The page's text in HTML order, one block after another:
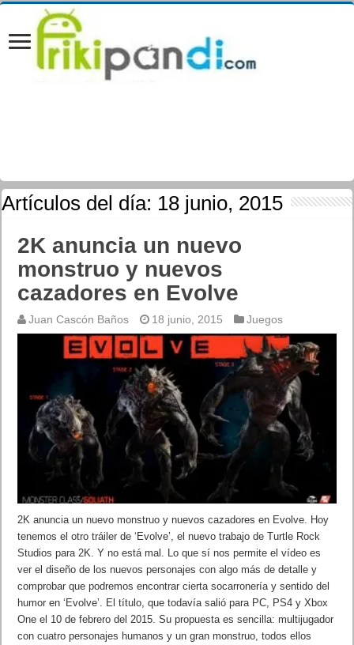
Artículos del día: 18 junio, 2015
2K anuncia un nuevo
monstruo y nuevos
cazadores en Evolve
Juan Cascón Baños 18 junio, 2015 Juegos
2K anuncia un nuevo monstruo y nuevos cazadores en Evolve. Hoy
tenemos el otro tráiler de ‘Evolve’, el nuevo trabajo de Turtle Rock
Studios para 2K. Y no está mal. Lo que sí nos permite el vídeo es
ver el diseño de los nuevos personajes con algo más de detalle y
comprobar que podremos encontrar cierta socarronería y sentido del
humor en ‘Evolve’. El título, que todavía salió para PC, PS4 y Xbox
One el 10 de febrero del 2015. Su propuesta es sencilla: multijugador
con cuatro personajes humanos y un gran monstruo, todos ellos